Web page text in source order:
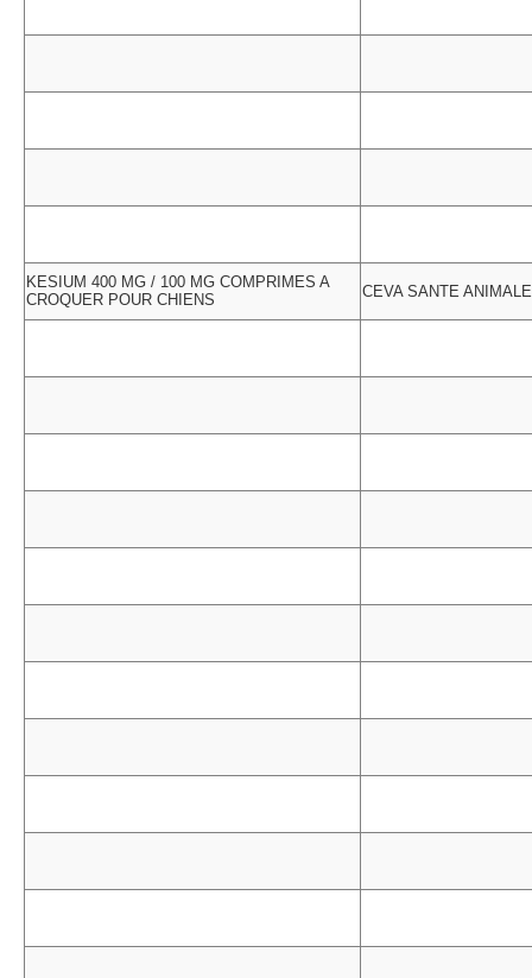
KESIUM 400 MG / 100 MG COMPRIMES A
CROQUER POUR CHIENS
CEVA SANTE ANIMALE